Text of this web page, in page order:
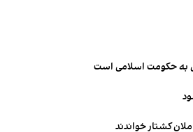
به حکومت اسلامی است
کشتار خواندند